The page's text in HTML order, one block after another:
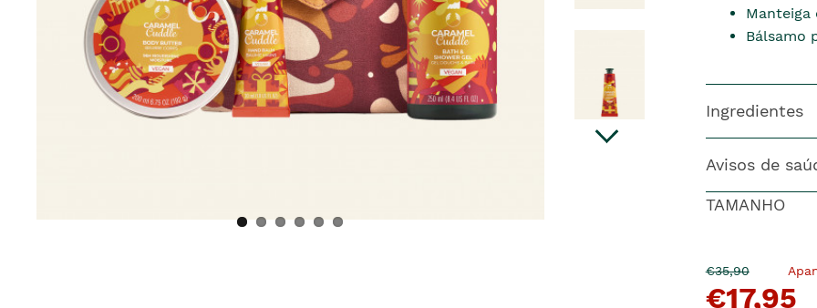
Bálsamo
Ingredientes
Avisos de
TAMANHO
O
pre�o
€35,90Agora
�
€17,95